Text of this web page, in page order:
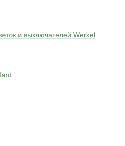
и выключателей Werkel